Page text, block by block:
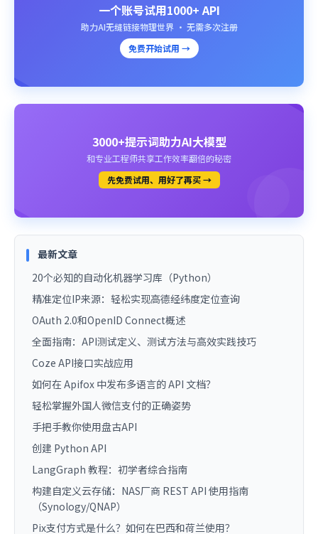
一个账号试用1000+ API
助力AI无缝链接物理世界 · 无需多次注册
免费开始试用 →
3000+提示词助力AI大模型
和专业工程师共享工作效率翻倍的秘密
先免费试用、用好了再买 →
最新文章
20个必知的自动化机器学习库（Python）
精准定位IP来源：轻松实现高德经纬度定位查询
OAuth 2.0和OpenID Connect概述
全面指南：API测试定义、测试方法与高效实践技巧
Coze API接口实战应用
如何在 Apifox 中发布多语言的 API 文档？
轻松掌握外国人微信支付的正确姿势
手把手教你使用盘古API
创建 Python API
LangGraph 教程：初学者综合指南
构建自定义云存储：NAS厂商 REST API 使用指南
（Synology/QNAP）
Pix支付方式是什么？如何在巴西和荷兰使用？